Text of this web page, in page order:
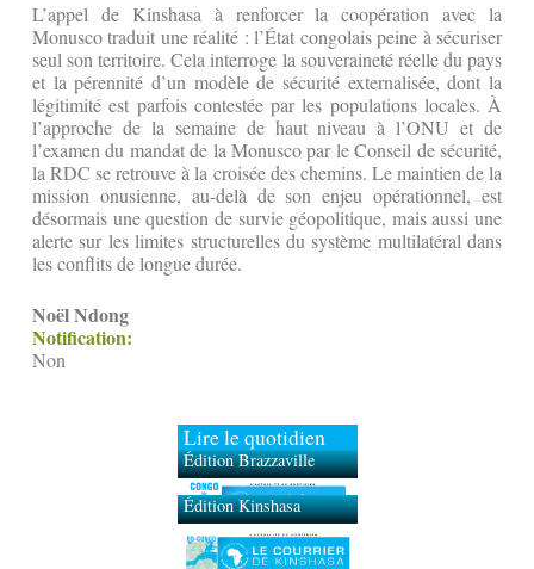
L’appel de Kinshasa à renforcer la coopération avec la
Monusco traduit une réalité : l’État congolais peine à sécuriser
seul son territoire. Cela interroge la souveraineté réelle du pays
et la pérennité d’un modèle de sécurité externalisée, dont la
légitimité est parfois contestée par les populations locales. À
l’approche de la semaine de haut niveau à l’ONU et de
l’examen du mandat de la Monusco par le Conseil de sécurité,
la RDC se retrouve à la croisée des chemins. Le maintien de la
mission onusienne, au-delà de son enjeu opérationnel, est
désormais une question de survie géopolitique, mais aussi une
alerte sur les limites structurelles du système multilatéral dans
les conflits de longue durée.
Noël Ndong
Notification:
Non
Lire le quotidien
Édition Brazzaville
Édition Kinshasa